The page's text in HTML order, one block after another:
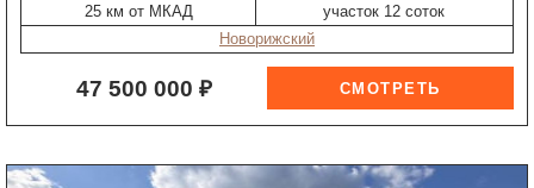
25 км от МКАД
участок 12 соток
Новорижский
47 500 000 ₽